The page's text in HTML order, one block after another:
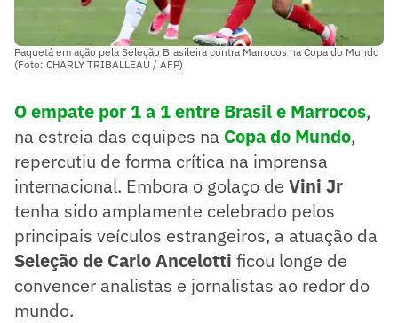
Paquetá em ação pela Seleção Brasileira contra Marrocos na Copa do Mundo
(Foto: CHARLY TRIBALLEAU / AFP)
O empate por 1 a 1 entre Brasil e Marrocos,
na estreia das equipes na Copa do Mundo,
repercutiu de forma crítica na imprensa
internacional. Embora o golaço de Vini Jr
tenha sido amplamente celebrado pelos
principais veículos estrangeiros, a atuação da
Seleção de Carlo Ancelotti ficou longe de
convencer analistas e jornalistas ao redor do
mundo.